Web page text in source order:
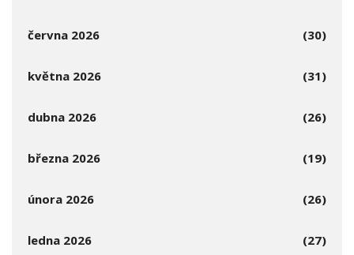
června 2026 (30)
května 2026 (31)
dubna 2026 (26)
března 2026 (19)
února 2026 (26)
ledna 2026 (27)